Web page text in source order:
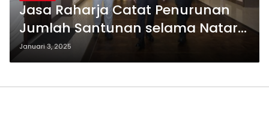
Jasa Raharja Catat Penurunan
Jumlah Santunan selama Nataru
2024: Dampak Positif dari Sinergi
dan Kolaborasi
Januari 3, 2025